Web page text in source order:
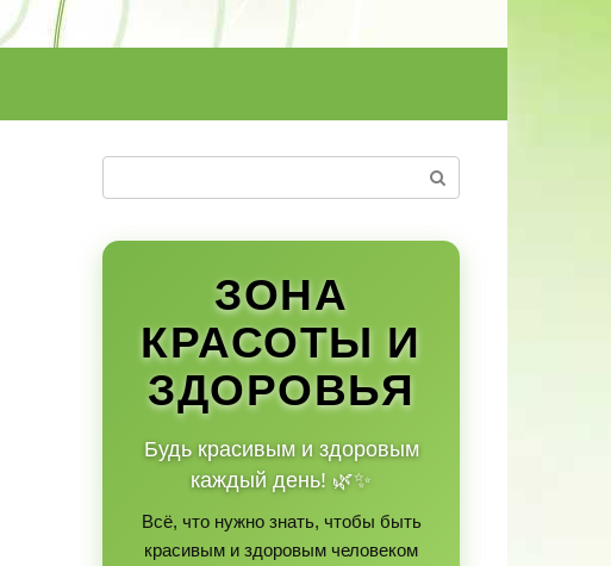
ЗОНА
КРАСОТЫ И
ЗДОРОВЬЯ
Будь красивым и здоровым
каждый день! 🌿✨
Всё, что нужно знать, чтобы быть
красивым и здоровым человеком